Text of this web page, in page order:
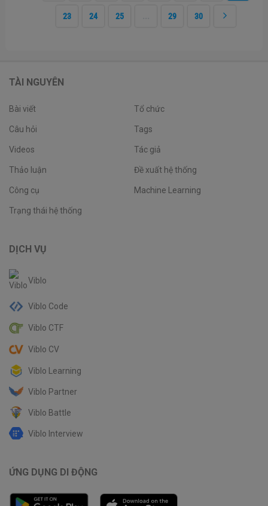
23 24 25 29 30
TÀI NGUYÊN
Bài viết Tổ chức
Câu hỏi Tags
Videos Tác giả
Thảo luận Đề xuất hệ thống
Công cụ Machine Learning
Trạng thái hệ thống
DỊCH VỤ
Viblo
Viblo Code
Viblo CTF
Viblo CV
Viblo Learning
Viblo Partner
Viblo Battle
Viblo Interview
ỨNG DỤNG DI ĐỘNG